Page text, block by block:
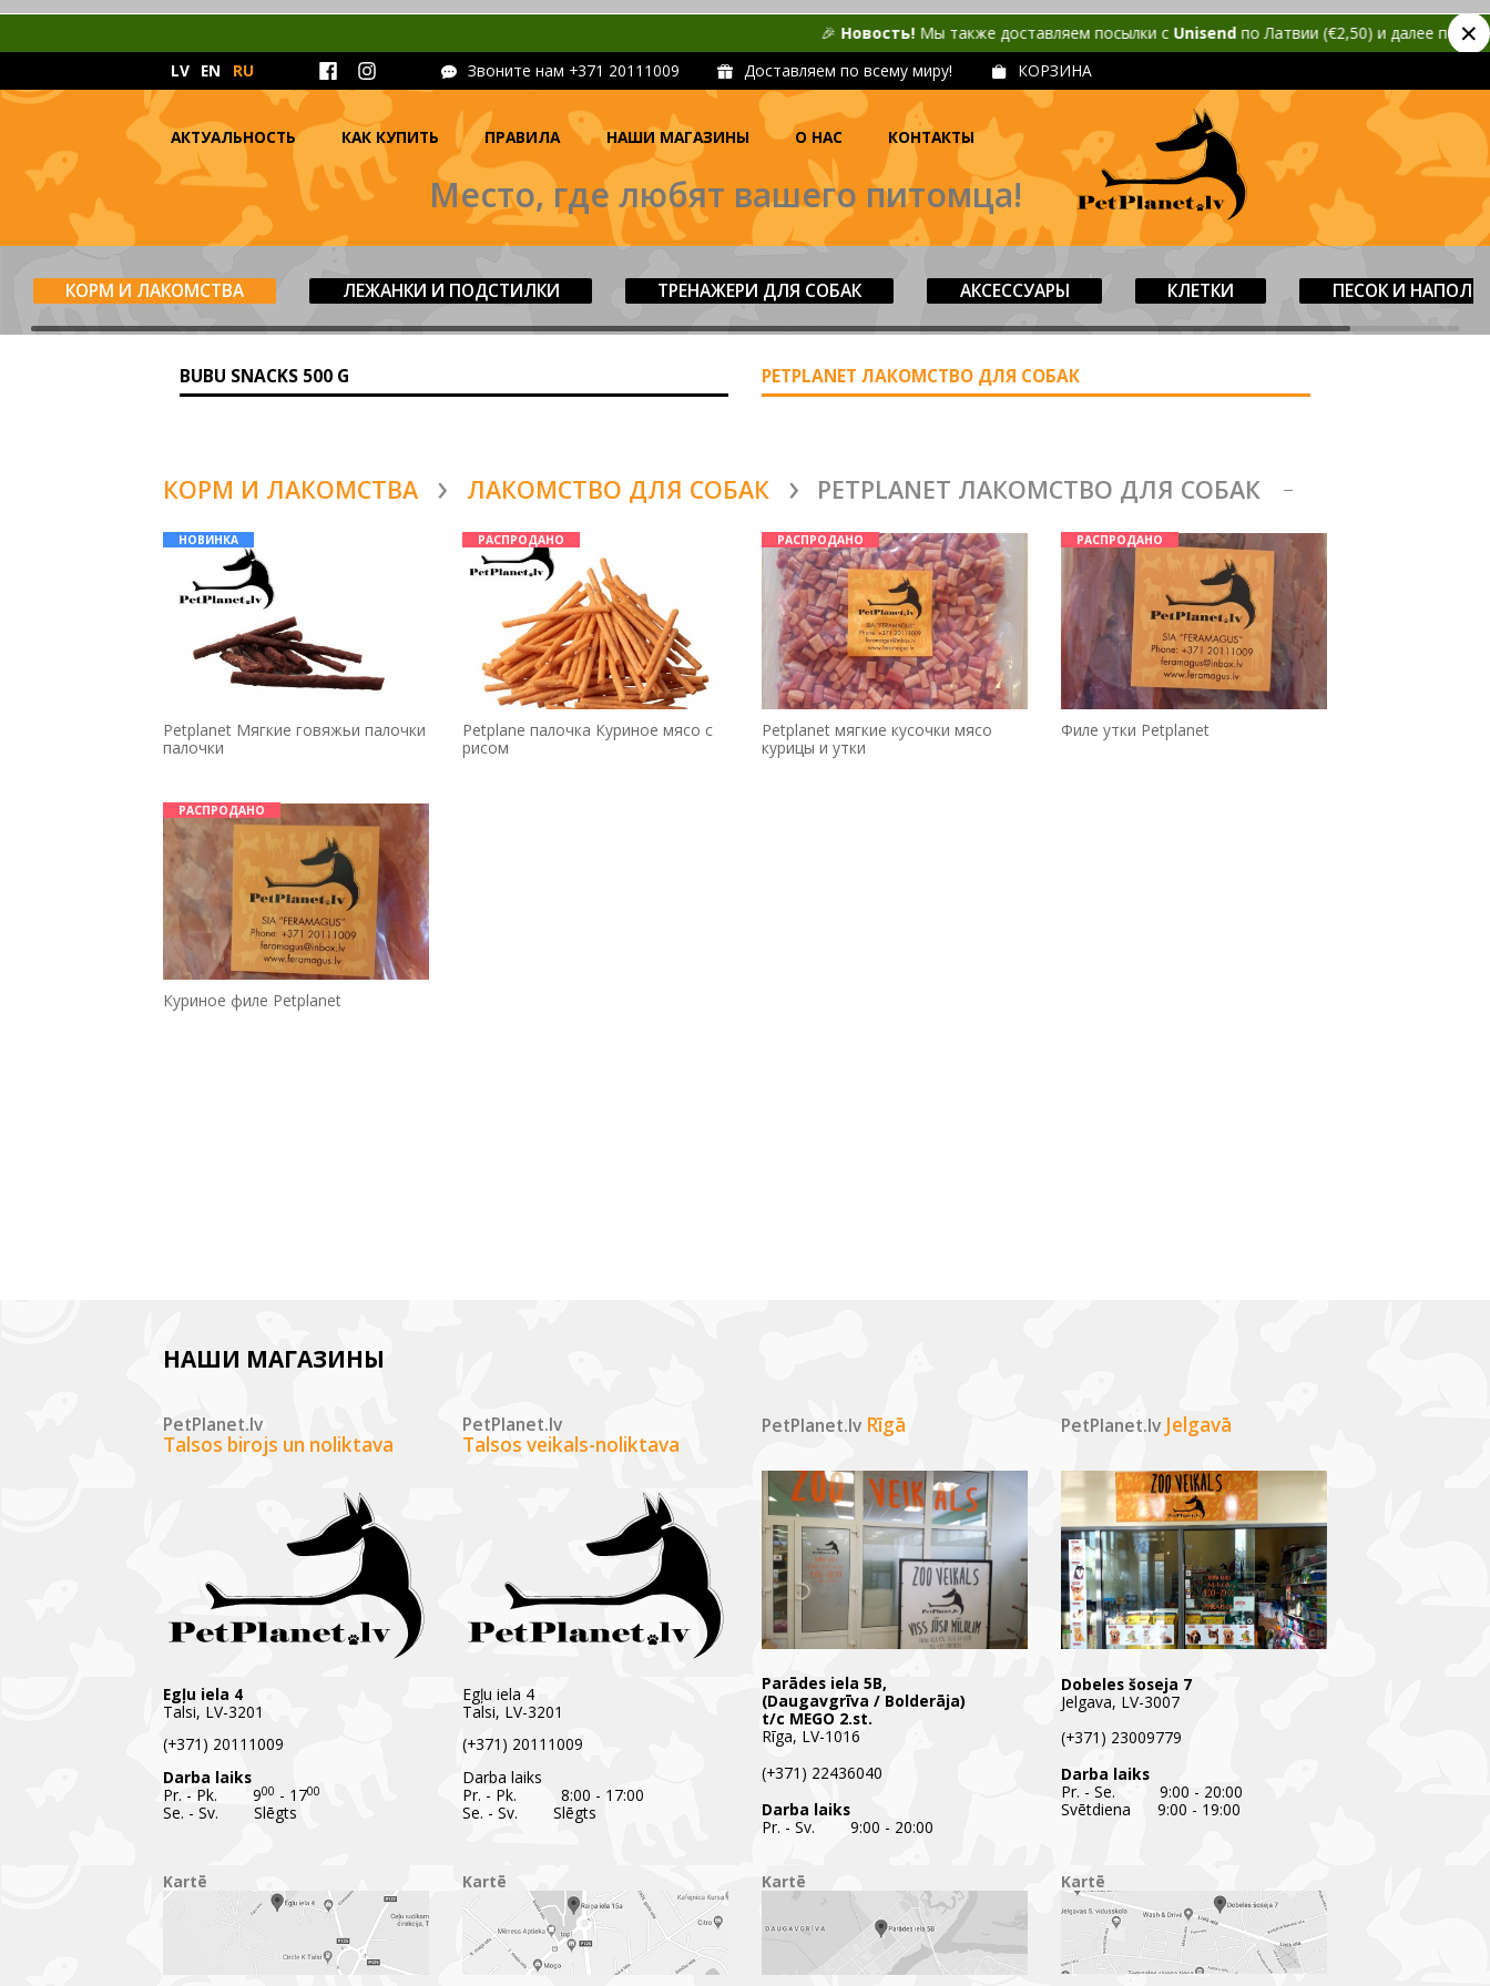
Новость! Мы также доставляем посылки сUnisend по Латвии (€2,50) и далее по Балтии ✕
LV EN RU Звоните нам +371 20111009 Доставляем по всему миру! КОРЗИНА
АКТУАЛЬНОСТЬ КАК КУПИТЬ ПРАВИЛА НАШИ МАГАЗИНЫ О НАС КОНТАКТЫ
Место, где любят вашего питомца!
КОРМ И ЛАКОМСТВА ЛЕЖАНКИ И ПОДСТИЛКИ TРЕНАЖЕРИ ДЛЯ СОБАК AКСЕССУАРЫ КЛЕТКИ ПЕСОК И
BUBU SNACKS 500 G PETPLANET ЛАКОМСТВО ДЛЯ СОБАК
КОРМ И ЛАКОМСТВА ЛАКОМСТВО ДЛЯ СОБАК PETPLANET ЛАКОМСТВО ДЛЯ СОБАК
НОВИНКА
Petplanet Мягкие говяжьи палочки
палочки
РАСПРОДАНО
Petplane палочка Куриное мясо с
рисом
РАСПРОДАНО
Petplanet мягкие кусочки мясо
курицы и утки
РАСПРОДАНО
Филе утки Petplanet
РАСПРОДАНО
Куриное филе Petplanet
НАШИ МАГАЗИНЫ
PetPlanet.lv
Talsos birojs un noliktava
Egļu iela 4
Talsi, LV-3201
(+371) 20111009
Darba laiks
Pr. - Pk. 900 - 1700
Se. - Sv. Slēgts
Kartē
PetPlanet.lv
Talsos veikals-noliktava
Egļu iela 4
Talsi, LV-3201
(+371) 20111009
Darba laiks
Pr. - Pk. 8:00 - 17:00
Se. - Sv. Slēgts
Kartē
PetPlanet.lv Rīgā
Parādes iela 5B,
(Daugavgrīva / Bolderāja)
t/c MEGO 2.st.
Rīga, LV-1016
(+371) 22436040
Darba laiks
Pr. - Sv. 9:00 - 20:00
Kartē
PetPlanet.lv Jelgavā
Dobeles šoseja 7
Jelgava, LV-3007
(+371) 23009779
Darba laiks
Pr. - Se. 9:00 - 20:00
Svētdiena 9:00 - 19:00
Kartē